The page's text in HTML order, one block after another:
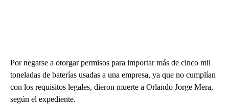
Por negarse a otorgar permisos para importar más de cinco mil
toneladas de baterías usadas a una empresa, ya que no cumplían
con los requisitos legales, dieron muerte a Orlando Jorge Mera,
según el expediente.